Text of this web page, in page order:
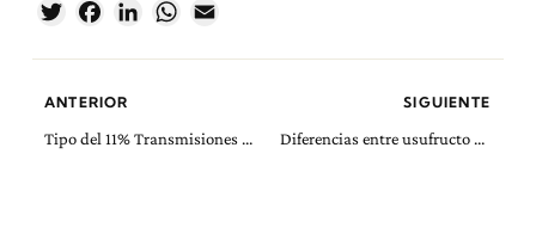
TwitterFacebookLinkedInWhatsApp
ANTERIOR
Tipo del 11% Transmisiones Patrimoniales Comunidad Valenciana más de un millón de euros
SIGUIENTE
Diferencias entre usufructo conjunto y usufructo sucesivo